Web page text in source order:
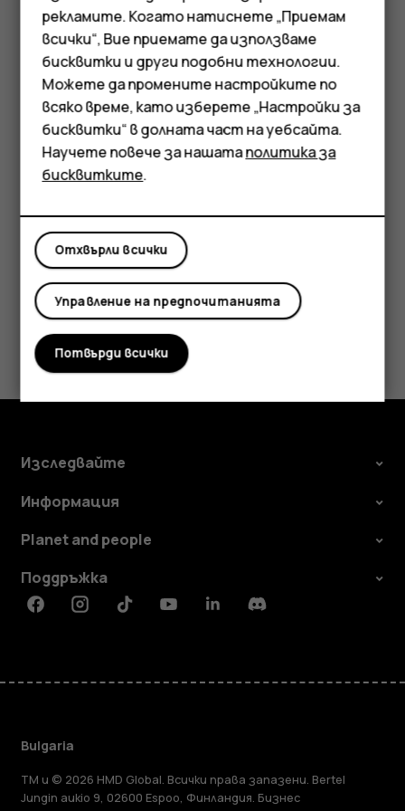
Смартфони
Мобилни телефони
Аксесоари
Таблети
надолу от горния край на екрана и докоснете
съобщението.
Отговаряне на съобщение
Докоснете Съобщения.
Докоснете съобщението, на което искате да
отговорите.
Напишете отговор в текстовото поле под
Полезен ли беше този отговор?
Изследвайте
Информация
Planet and people
Поддръжка
FacebookInstagramTiktokYoutubeLinkedinDiscord
Bulgaria
TM и © 2026 HMD Global. Всички права запазени. Bertel
Jungin aukio 9, 02600 Espoo, Финландия. Бизнес
рекламите. Когато натиснете „Приемам
всички“, Вие приемате да използваме
бисквитки и други подобни технологии.
Можете да промените настройките по
всяко време, като изберете „Настройки за
бисквитки“ в долната част на уебсайта.
Научете повече за нашатаполитика за
бисквитките.
Отхвърли всички
Управление на предпочитанията
Потвърди всички